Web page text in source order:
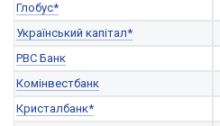
Глобус*
Український капітал*
РВС Банк
Комінвестбанк
Кристалбанк*